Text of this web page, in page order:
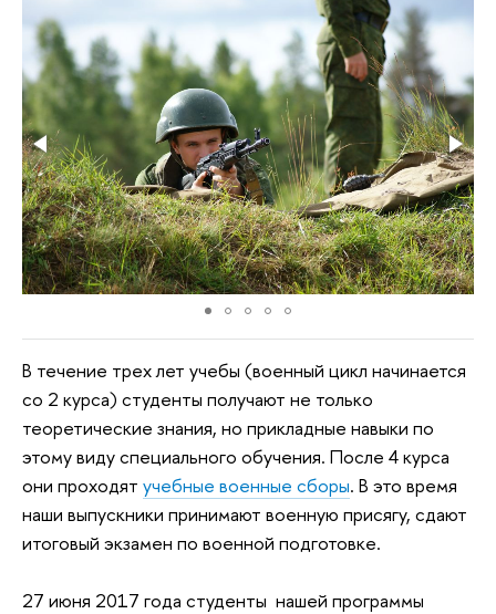
В течение трех лет учебы (военный цикл начинается
со 2 курса) студенты получают не только
теоретические знания, но прикладные навыки по
этому виду специального обучения. После 4 курса
они проходят учебные военные сборы. В это время
наши выпускники принимают военную присягу, сдают
итоговый экзамен по военной подготовке.
27 июня 2017 года студенты нашей программы